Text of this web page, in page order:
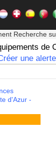
Recherche
de
une
Belgique -
d'Azur -